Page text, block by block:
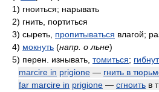
1) гноиться; нарывать
2) гнить, портиться
3) сыреть, пропитываться влагой;
4) мокнуть (напр. о льне)
5) перен. изнывать, томиться;
marcire in prigione — гнить в
far marcire in prigione — сгноить в